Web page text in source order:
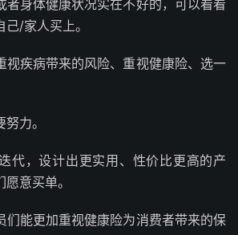
者身体健康状况实在不好的，可以看看
/家人买上。
视疾病带来的风险、重视健康险、选一
力。
代，设计出更实用、性价比更高的产
意买单。
们能更加重视健康险为消费者带来的保